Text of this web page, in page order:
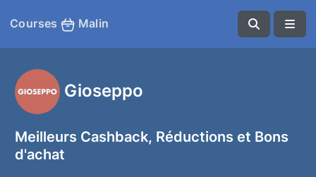
Courses Malin
Gioseppo
Meilleurs Cashback, Réductions et Bons
d'achat